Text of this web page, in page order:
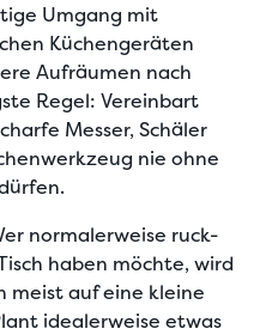
Umgang mit
Küchengeräten
Aufräumen nach
Regel: Vereinbart
Messer, Schäler
nie ohne
normalerweise ruck-
haben möchte, wird
meist auf eine kleine
idealerweise etwas